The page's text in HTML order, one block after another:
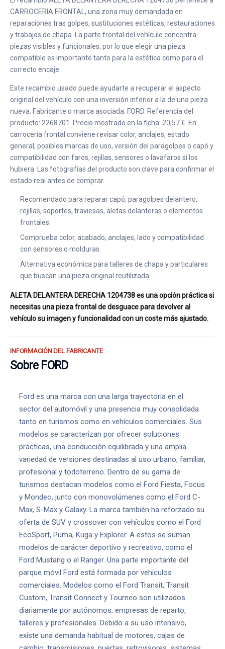
CARROCERIA FRONTAL, una zona muy demandada en
reparaciones tras golpes, sustituciones estéticas, restauraciones
y trabajos de chapa. La parte frontal del vehículo concentra
piezas visibles y funcionales, por lo que elegir una pieza
compatible es importante tanto para la estética como para el
correcto encaje.
Este recambio usado puede ayudarte a recuperar el aspecto
original del vehículo con una inversión inferior a la de una pieza
nueva. Fabricante o marca asociada: FORD. Referencia del
producto: 2268701. Precio mostrado en la ficha: 20,57 €. En
carrocería frontal conviene revisar color, anclajes, estado
general, posibles marcas de uso, versión del paragolpes o capó y
compatibilidad con faros, rejillas, sensores o lavafaros si los
hubiera. Las fotografías del producto son clave para confirmar el
estado real antes de comprar.
Recomendado para reparar capó, paragolpes delantero,
rejillas, soportes, traviesas, aletas delanteras o elementos
frontales.
Comprueba color, acabado, anclajes, lado y compatibilidad
con sensores o molduras.
Alternativa económica para talleres de chapa y particulares
que buscan una pieza original reutilizada.
ALETA DELANTERA DERECHA 1204738 es una opción práctica si
necesitas una pieza frontal de desguace para devolver al
vehículo su imagen y funcionalidad con un coste más ajustado.
INFORMACIÓN DEL FABRICANTE
Sobre FORD
Ford es una marca con una larga trayectoria en el
sector del automóvil y una presencia muy consolidada
tanto en turismos como en vehículos comerciales. Sus
modelos se caracterizan por ofrecer soluciones
prácticas, una conducción equilibrada y una amplia
variedad de versiones destinadas al uso urbano, familiar,
profesional y todoterreno. Dentro de su gama de
turismos destacan modelos como el Ford Fiesta, Focus
y Mondeo, junto con monovolúmenes como el Ford C-
Max, S-Max y Galaxy. La marca también ha reforzado su
oferta de SUV y crossover con vehículos como el Ford
EcoSport, Puma, Kuga y Explorer. A estos se suman
modelos de carácter deportivo y recreativo, como el
Ford Mustang o el Ranger. Una parte importante del
parque móvil Ford está formada por vehículos
comerciales. Modelos como el Ford Transit, Transit
Custom, Transit Connect y Tourneo son utilizados
diariamente por autónomos, empresas de reparto,
talleres y profesionales. Debido a su uso intensivo,
existe una demanda habitual de motores, cajas de